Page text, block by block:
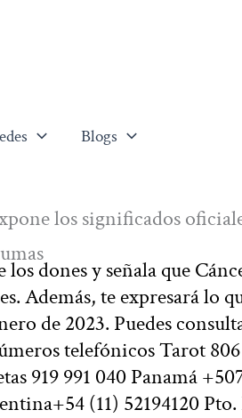
Blogs
los significados
dones y señala que
Además, te expresará lo
de 2023. Puedes
telefónicos Tarot
919 991 040 Panamá
(11) 52194120